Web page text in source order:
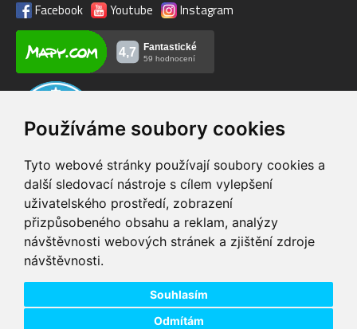
Používáme soubory cookies
Tyto webové stránky používají soubory cookies a
další sledovací nástroje s cílem vylepšení
uživatelského prostředí, zobrazení
přizpůsobeného obsahu a reklam, analýzy
návštěvnosti webových stránek a zjištění zdroje
návštěvnosti.
Souhlasím
Odmítám
Facebook Youtube Instagram
VIP servis
na zakoupená
elektrokola
Testovací trať
možnost vyzkoušet si
elektrokola
Doprava ZDARMA
pro objednávky nad 1600 zboží skladem při